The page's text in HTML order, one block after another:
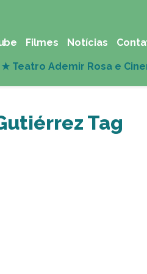
Filmes Notícias
Tag